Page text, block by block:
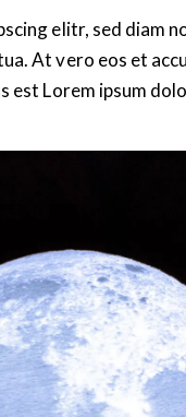
elitr, sed diam
At vero eos et
est Lorem ipsum